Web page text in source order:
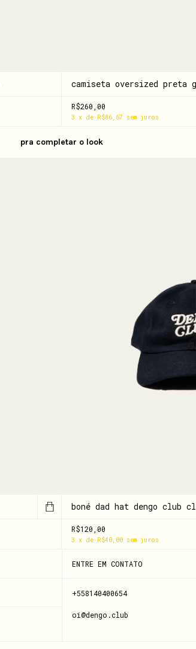
camiseta oversized preta
R$260,00
3 x de R$86,67 sem juros
pra completar o look
boné dad hat dengo club
R$120,00
3 x de R$40,00 sem juros
ENTRE EM CONTATO
+558140400654
oi@dengo.club